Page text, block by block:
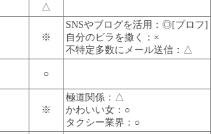
△
※
SNSやブログを活用：◎[プロフ]
自分のビラを撒く：×
不特定多数にメール送信：△
○
※
極道関係：△
かわいい女：○
タクシー業界：○